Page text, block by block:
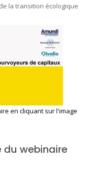
la transition écologique
en cliquant sur l'image
du webinaire